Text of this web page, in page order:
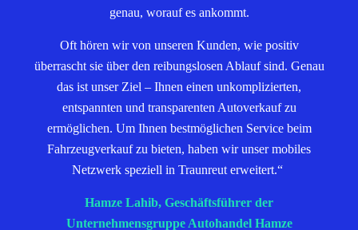
genau, worauf es ankommt.
Oft hören wir von unseren Kunden, wie positiv
überrascht sie über den reibungslosen Ablauf sind. Genau
das ist unser Ziel – Ihnen einen unkomplizierten,
entspannten und transparenten Autoverkauf zu
ermöglichen. Um Ihnen bestmöglichen Service beim
Fahrzeugverkauf zu bieten, haben wir unser mobiles
Netzwerk speziell in Traunreut erweitert.“
Hamze Lahib, Geschäftsführer der
Unternehmensgruppe Autohandel Hamze